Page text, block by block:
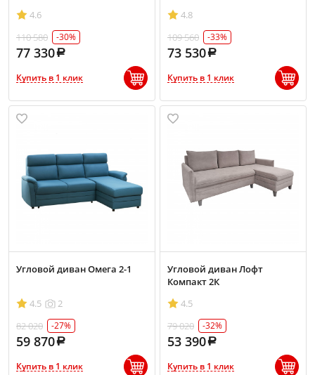
4.6
110 580
-30%
77 330
Купить в 1 клик
4.8
109 560
-33%
73 530
Купить в 1 клик
Угловой диван Омега 2-1
4.5
2
82 020
-27%
59 870
Купить в 1 клик
Угловой диван Лофт
Компакт 2К
4.5
79 020
-32%
53 390
Купить в 1 клик